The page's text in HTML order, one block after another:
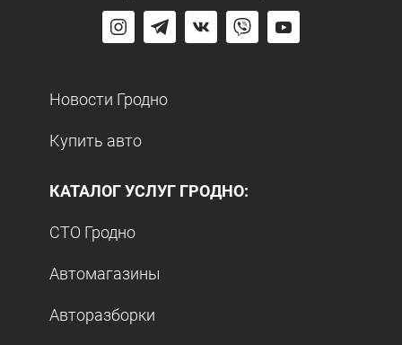
Новости Гродно
Купить авто
КАТАЛОГ УСЛУГ ГРОДНО:
СТО Гродно
Автомагазины
Авторазборки